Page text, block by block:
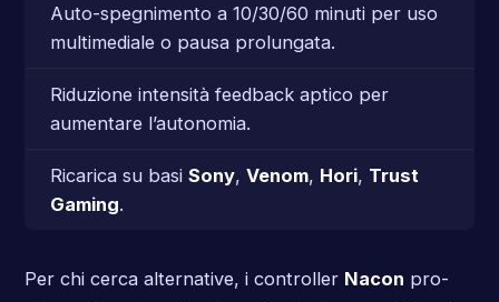
Auto-spegnimento a 10/30/60 minuti per uso
multimediale o pausa prolungata.
Riduzione intensità feedback aptico per
aumentare l’autonomia.
Ricarica su basi Sony, Venom, Hori, Trust
Gaming.
Per chi cerca alternative, i controller Nacon pro-